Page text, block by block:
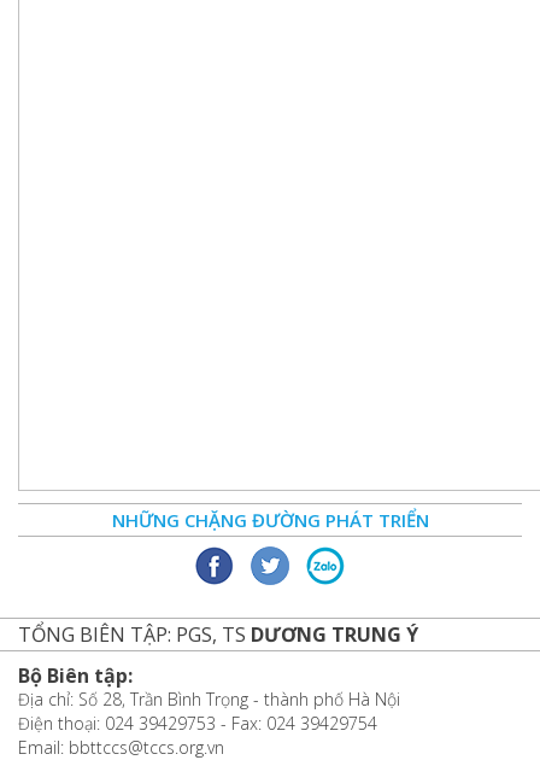
NHỮNG CHẶNG ĐƯỜNG PHÁT TRIỂN
TỔNG BIÊN TẬP: PGS, TS DƯƠNG TRUNG Ý
Bộ Biên tập:
Địa chỉ: Số 28, Trần Bình Trọng - thành phố Hà Nội
Điện thoại: 024 39429753 - Fax: 024 39429754
Email: bbttccs@tccs.org.vn